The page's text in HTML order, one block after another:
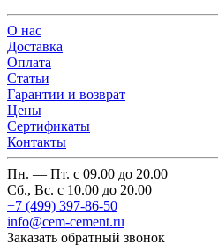
О нас
Доставка
Оплата
Cтатьи
Гарантии и возврат
Цены
Сертификаты
Контакты
Пн. — Пт. с 09.00 до 20.00
Сб., Вс. с 10.00 до 20.00
+7 (499) 397-86-50
info@cem-cement.ru
Заказать обратный звонок